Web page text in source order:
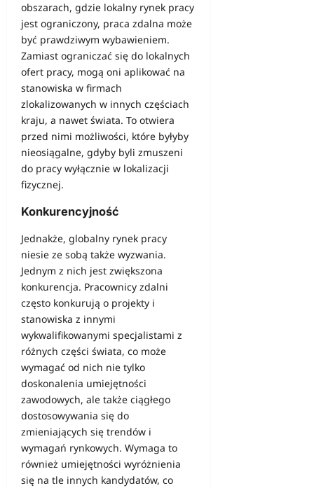
obszarach, gdzie lokalny rynek pracy
jest ograniczony, praca zdalna może
być prawdziwym wybawieniem.
Zamiast ograniczać się do lokalnych
ofert pracy, mogą oni aplikować na
stanowiska w firmach
zlokalizowanych w innych częściach
kraju, a nawet świata. To otwiera
przed nimi możliwości, które byłyby
nieosiągalne, gdyby byli zmuszeni
do pracy wyłącznie w lokalizacji
fizycznej.
Konkurencyjność
Jednakże, globalny rynek pracy
niesie ze sobą także wyzwania.
Jednym z nich jest zwiększona
konkurencja. Pracownicy zdalni
często konkurują o projekty i
stanowiska z innymi
wykwalifikowanymi specjalistami z
różnych części świata, co może
wymagać od nich nie tylko
doskonalenia umiejętności
zawodowych, ale także ciągłego
dostosowywania się do
zmieniających się trendów i
wymagań rynkowych. Wymaga to
również umiejętności wyróżnienia
się na tle innych kandydatów, co